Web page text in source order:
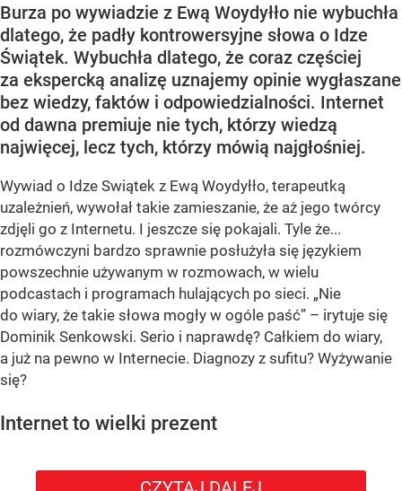
Burza po wywiadzie z Ewą Woydyłło nie wybuchła
dlatego, że padły kontrowersyjne słowa o Idze
Świątek. Wybuchła dlatego, że coraz częściej
za ekspercką analizę uznajemy opinie wygłaszane
bez wiedzy, faktów i odpowiedzialności. Internet
od dawna premiuje nie tych, którzy wiedzą
najwięcej, lecz tych, którzy mówią najgłośniej.
Wywiad o Idze Swiątek z Ewą Woydyłło, terapeutką
uzależnień, wywołał takie zamieszanie, że aż jego twórcy
zdjęli go z Internetu. I jeszcze się pokajali. Tyle że...
rozmówczyni bardzo sprawnie posłużyła się językiem
powszechnie używanym w rozmowach, w wielu
podcastach i programach hulających po sieci. „Nie
do wiary, że takie słowa mogły w ogóle paść” – irytuje się
Dominik Senkowski. Serio i naprawdę? Całkiem do wiary,
a już na pewno w Internecie. Diagnozy z sufitu? Wyżywanie
się?
Internet to wielki prezent